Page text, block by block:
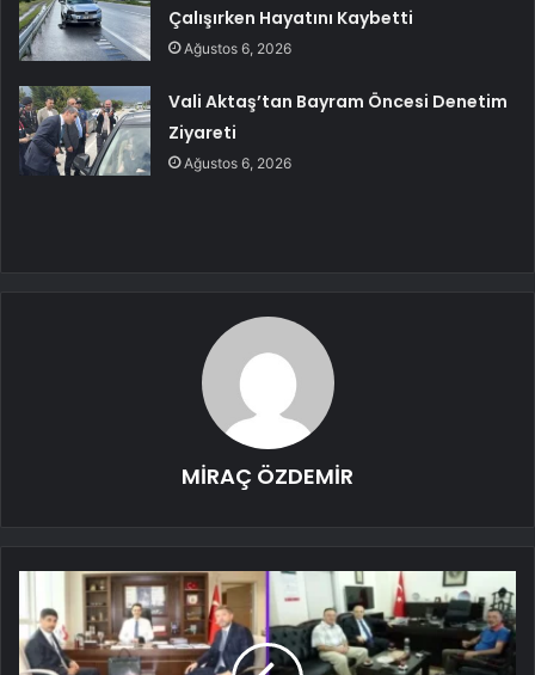
Çalışırken Hayatını Kaybetti
Ağustos 6, 2026
Vali Aktaş’tan Bayram Öncesi Denetim
Ziyareti
Ağustos 6, 2026
MİRAÇ ÖZDEMİR